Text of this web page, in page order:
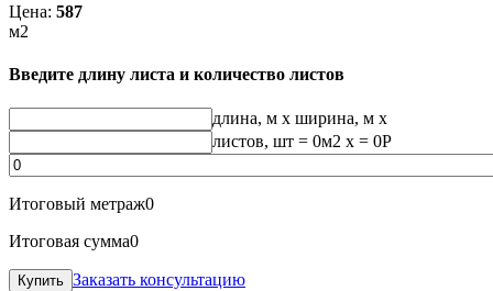
Цена: 587
м2
Введите длину листа и количество листов
длина, м x ширина, м x
листов, шт = 0м2 x = 0Р
Итоговый метраж0
Итоговая сумма0
Заказать консультацию